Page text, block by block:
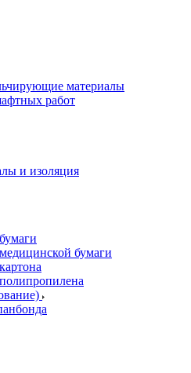
материалы
работ
и изоляция
бумаги